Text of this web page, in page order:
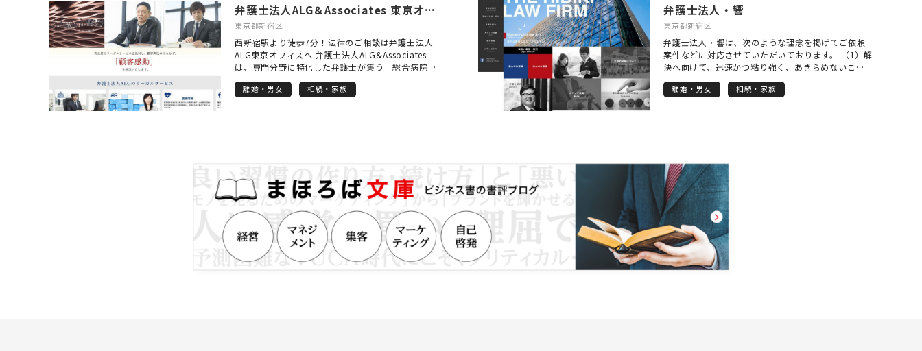
いスタイルで安心してご相談いただけます。受給が
決まることで得られるのは、経済的な安定だけでは
ありません。「これからの人生をどう生きていきた
いか」という先を見据えた前向きな一歩を描いてい
ただけるよう、私自身もその一助となれることを願
っています。「相談してよかった」「これで少し安
心できる」と思っていただけるよう、丁寧で真摯な
対応を心からお約束します。
ただき、お気軽にご連絡ください。
弁護士法人ALG＆Associates 東京オフィス
東京都新宿区
西新宿駅より徒歩7分！法律のご相談は弁護士法人
ALG東京オフィスへ 弁護士法人ALG&Associates
は、専門分野に特化した弁護士が集う「総合病院
型」の事業スキームと、あらゆるリーガルサービス
をワンストップで提供できる法律事務所を目指して
し、弁護士法人ALG&Associatesに所属する弁護士が
全員で共有することによって、全国どこでも質の高
いリーガルサービスを提供致します。 「離婚につい
て考えている」、「家族が逮捕された」、「近く相
続問題が起こりそう」、「交通事故の被害者なの
に、加害者や保険会社が横柄で困っている」、「医
療過誤の疑いがある」など、お困りごとがございま
したら、ぜひ一度、私たち弁護士法人
離婚・男女 相続・家族
弁護士法人・響
東京都新宿区
弁護士法人・響は、次のような理念を掲げてご依頼
案件などに対応させていただいております。 （1）解
決へ向けて、迅速かつ粘り強く、あきらめないこと
（2）クライアントに寄り添ったトータルなサービス
の提供 （3）各士業の先生方とのネットワークによ
件まで、幅広く対応させていただきます。 継続的な
ご相談がある場合や、気になる事案を抱えておられ
る場合などは、弁護士顧問契約をいただくことが便
利でお得です。 普段からご相談に応じさせていただ
くことで、より的確な事案解決や紛争予防などに役
立ちます。 会社などの法人様向けプランはもちろ
ん、個人様向けのプランもご用意しておりますの
で、お気軽にお問い合わせください。 まずはお気軽
にお電話を。 お待ちしております！
離婚・男女 相続・家族